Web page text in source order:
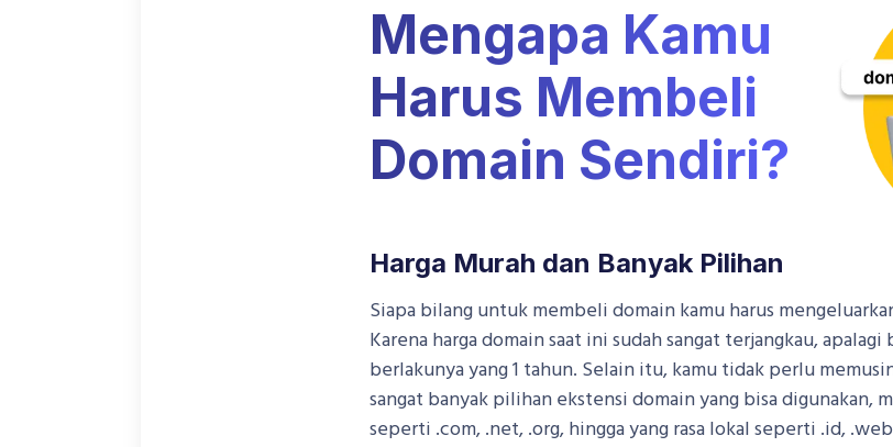
Mengapa Kamu
Harus Membeli
Domain Sendiri?
Harga Murah dan Banyak Pilihan
Siapa bilang untuk membeli domain kamu harus
Karena harga domain saat ini sudah sangat terjangkau,
berlakunya yang 1 tahun. Selain itu, kamu tidak perlu
sangat banyak pilihan ekstensi domain yang bisa digunakan,
seperti .com, .net, .org, hingga yang rasa lokal seperti .id,